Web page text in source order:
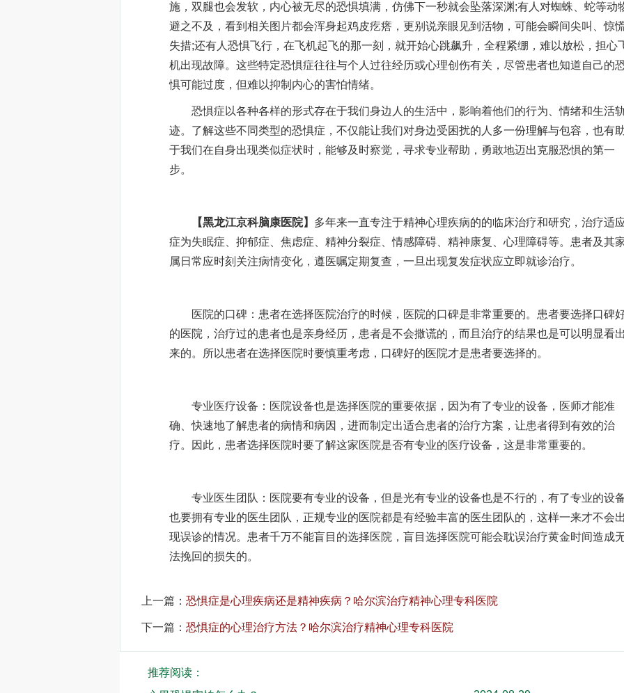
施，双腿也会发软，内心被无尽的恐惧填满，仿佛下一秒就会坠落深渊;有人对蜘蛛、蛇等动
避之不及，看到相关图片都会浑身起鸡皮疙瘩，更别说亲眼见到活物，可能会瞬间尖叫、惊
失措;还有人恐惧飞行，在飞机起飞的那一刻，就开始心跳飙升，全程紧绷，难以放松，担心
机出现故障。这些特定恐惧症往往与个人过往经历或心理创伤有关，尽管患者也知道自己的
惧可能过度，但难以抑制内心的害怕情绪。​
恐惧症以各种各样的形式存在于我们身边人的生活中，影响着他们的行为、情绪和生活
迹。了解这些不同类型的恐惧症，不仅能让我们对身边受困扰的人多一份理解与包容，也有
于我们在自身出现类似症状时，能够及时察觉，寻求专业帮助，勇敢地迈出克服恐惧的第一
步。​
【黑龙江京科脑康医院】 多年来一直专注于精神心理疾病的的临床治疗和研究，治疗适
症为失眠症、抑郁症、焦虑症、精神分裂症、情感障碍、精神康复、心理障碍等。患者及其
属日常应时刻关注病情变化，遵医嘱定期复查，一旦出现复发症状应立即就诊治疗。
医院的口碑：患者在选择医院治疗的时候，医院的口碑是非常重要的。患者要选择口碑
的医院，治疗过的患者也是亲身经历，患者是不会撒谎的，而且治疗的结果也是可以明显看出
来的。所以患者在选择医院时要慎重考虑，口碑好的医院才是患者要选择的。
专业医疗设备：医院设备也是选择医院的重要依据，因为有了专业的设备，医师才能准
确、快速地了解患者的病情和病因，进而制定出适合患者的治疗方案，让患者得到有效的治
疗。因此，患者选择医院时要了解这家医院是否有专业的医疗设备，这是非常重要的。
专业医生团队：医院要有专业的设备，但是光有专业的设备也是不行的，有了专业的设
也要拥有专业的医生团队，正规专业的医院都是有经验丰富的医生团队的，这样一来才不会出
现误诊的情况。患者千万不能盲目的选择医院，盲目选择医院可能会耽误治疗黄金时间造成
法挽回的损失的。
上一篇： 恐惧症是心理疾病还是精神疾病？哈尔滨治疗精神心理专科医院
下一篇： 恐惧症的心理治疗方法？哈尔滨治疗精神心理专科医院
推荐阅读：